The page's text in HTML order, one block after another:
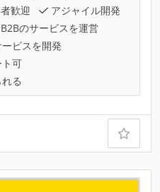
歓迎
アジャイル開発
B2Bのサービスを運営
ービスを開発
可
る